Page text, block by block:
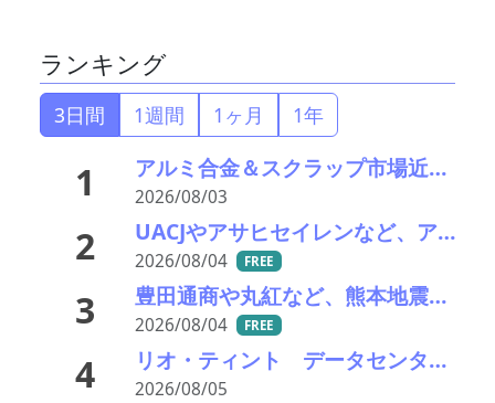
ランキング
3日間 1週間 1ヶ月 1年
1 アルミ合金＆スクラップ市場近況2026＃15 一段と深まる下落市況――「熊本地震による市況への影響は軽微」
2026/08/03
2 UACJやアサヒセイレンなど、アルミニウムのアップグレードリサイクル実用化開発を開始
2026/08/04 FREE
3 豊田通商や丸紅など、熊本地震被害に支援・義援金
2026/08/04 FREE
4 リオ・ティント データセンターブームにおける自社の優位性を強調 銅やアルミニウム事業の伸び背景に
2026/08/05